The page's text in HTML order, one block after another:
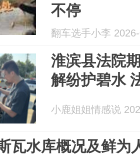
不停
翻车选手小李
淮滨县法院
解纷护碧水
小鹿姐姐情感说
瓦水库概况及鲜为